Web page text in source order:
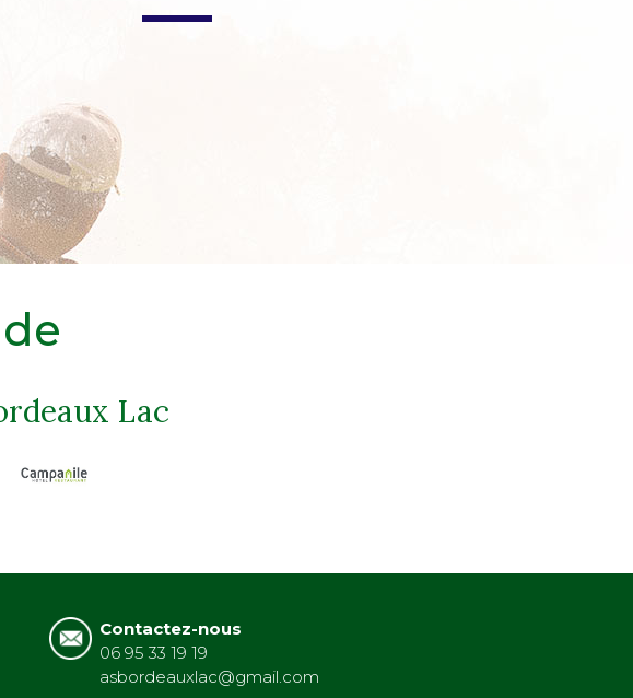
Lac
Contactez-nous
06 95 33 19 19
asbordeauxlac@gmail.com